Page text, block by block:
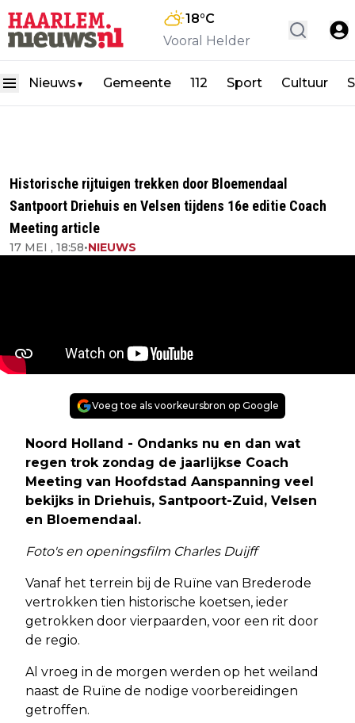
18°C
Vooral Helder
Nieuws ▼ Gemeente 112 Sport Cultuur
Historische rijtuigen trekken door Bloemendaal
Santpoort Driehuis en Velsen tijdens 16e editie Coach
Meeting article
17 MEI , 18:58•NIEUWS
Voeg toe als voorkeursbron op Google
Noord Holland - Ondanks nu en dan wat
regen trok zondag de jaarlijkse Coach
Meeting van Hoofdstad Aanspanning veel
bekijks in Driehuis, Santpoort-Zuid, Velsen
en Bloemendaal.
Foto's en openingsfilm Charles Duijff
Vanaf het terrein bij de Ruïne van Brederode
vertrokken tien historische koetsen, ieder
getrokken door vierpaarden, voor een rit door
de regio.
Al vroeg in de morgen werden op het weiland
naast de Ruïne de nodige voorbereidingen
getroffen.